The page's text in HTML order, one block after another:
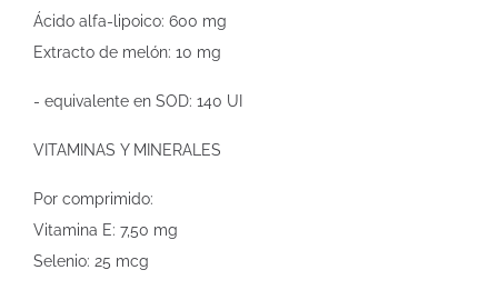
Ácido alfa-lipoico: 600 mg
Extracto de melón: 10 mg
- equivalente en SOD: 140 UI
VITAMINAS Y MINERALES
Por comprimido:
Vitamina E: 7,50 mg
Selenio: 25 mcg